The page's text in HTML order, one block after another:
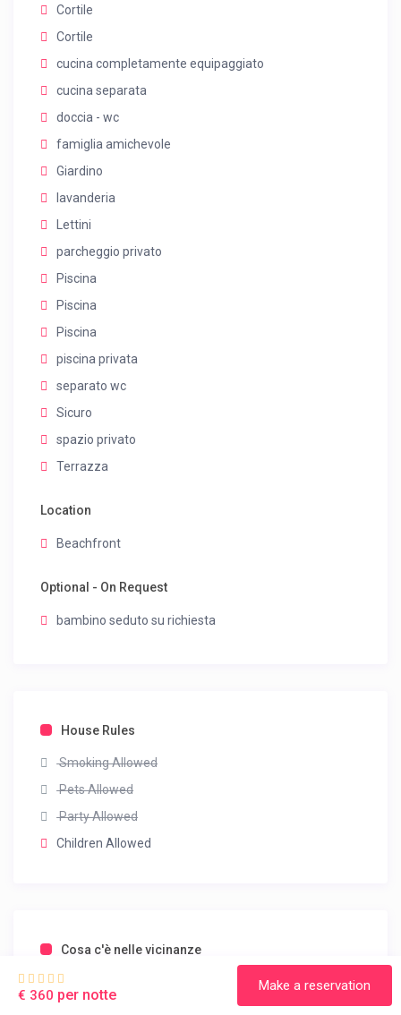
Cortile
Cortile
cucina completamente equipaggiato
cucina separata
doccia - wc
famiglia amichevole
Giardino
lavanderia
Lettini
parcheggio privato
Piscina
Piscina
Piscina
piscina privata
separato wc
Sicuro
spazio privato
Terrazza
Location
Beachfront
Optional - On Request
bambino seduto su richiesta
House Rules
Smoking Allowed
Pets Allowed
Party Allowed
Children Allowed
Cosa c'è nelle vicinanze
€ 360 per notte
Make a reservation